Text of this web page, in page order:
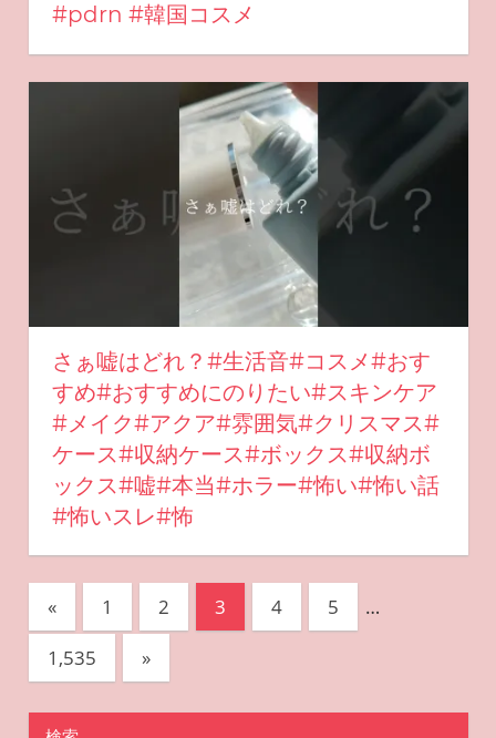
#pdrn #韓国コスメ
さぁ嘘はどれ？#生活音#コスメ#おす
すめ#おすすめにのりたい#スキンケア
#メイク#アクア#雰囲気#クリスマス#
ケース#収納ケース#ボックス#収納ボ
ックス#嘘#本当#ホラー#怖い#怖い話
#怖いスレ#怖
投
稿
ナ
«前
の
記
1 2 3 4 5
…
1,535
次
の
記
»